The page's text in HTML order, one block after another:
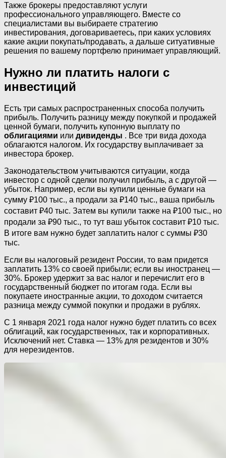
Также брокеры предоставляют услуги
профессионального управляющего. Вместе со
специалистами вы выбираете стратегию
инвестирования, договариваетесь, при каких условиях
какие акции покупать/продавать, а дальше ситуативные
решения по вашему портфелю принимает управляющий.
Нужно ли платить налоги с
инвестиций
Есть три самых распространенных способа получить
прибыль. Получить разницу между покупкой и продажей
ценной бумаги, получить купонную выплату по
облигациями или дивиденды . Все три вида дохода
облагаются налогом. Их государству выплачивает за
инвестора брокер.
Законодательством учитываются ситуации, когда
инвестор с одной сделки получил прибыль, а с другой —
убыток. Например, если вы купили ценные бумаги на
сумму ₽100 тыс., а продали за ₽140 тыс., ваша прибыль
составит ₽40 тыс. Затем вы купили также на ₽100 тыс., но
продали за ₽90 тыс., то тут ваш убыток составит ₽10 тыс.
В итоге вам нужно будет заплатить налог с суммы ₽30
тыс.
Если вы налоговый резидент России, то вам придется
заплатить 13% со своей прибыли; если вы иностранец —
30%. Брокер удержит за вас налог и перечислит его в
государственный бюджет по итогам года. Если вы
покупаете иностранные акции, то доходом считается
разница между суммой покупки и продажи в рублях.
С 1 января 2021 года налог нужно будет платить со всех
облигаций, как государственных, так и корпоративных.
Исключений нет. Ставка — 13% для резидентов и 30%
для нерезидентов.